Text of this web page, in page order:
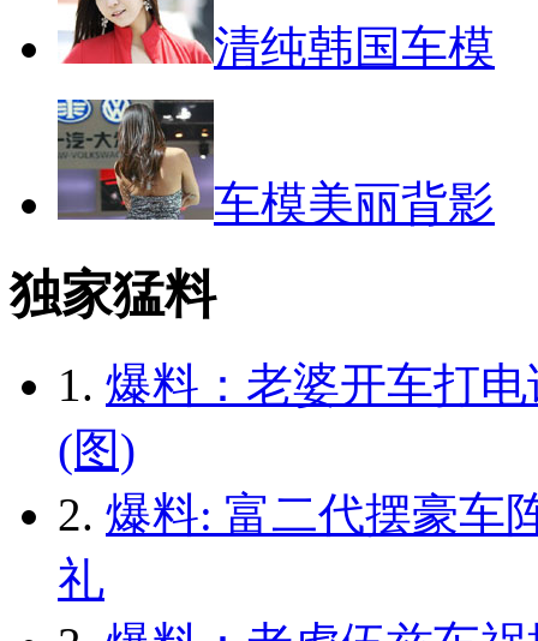
清纯韩国车模
车模美丽背影
独家猛料
1. 爆料：老婆开车打
(图)
2. 爆料: 富二代摆豪车
礼